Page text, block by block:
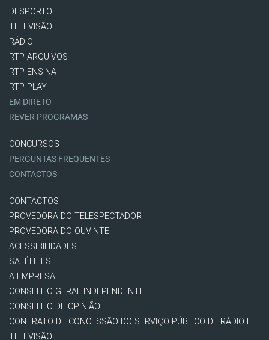
DESPORTO
TELEVISÃO
RÁDIO
RTP ARQUIVOS
RTP ENSINA
RTP PLAY
EM DIRETO
REVER PROGRAMAS
CONCURSOS
PERGUNTAS FREQUENTES
CONTACTOS
CONTACTOS
PROVEDORA DO TELESPECTADOR
PROVEDORA DO OUVINTE
ACESSIBILIDADES
SATÉLITES
A EMPRESA
CONSELHO GERAL INDEPENDENTE
CONSELHO DE OPINIÃO
CONTRATO DE CONCESSÃO DO SERVIÇO PÚBLICO DE RÁDIO E
TELEVISÃO